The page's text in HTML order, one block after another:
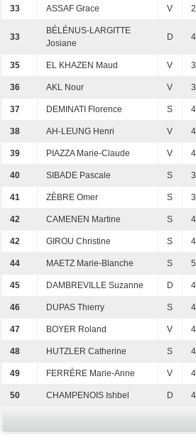
33 ASSAF Grace V
33
BÉLÉNUS-LARGITTE
Josiane
D
35 EL KHAZEN Maud V
36 AKL Nour V
37 DEMINATI Florence S
38 AH-LEUNG Henri V
39 PIAZZA Marie-Claude V
40 SIBADE Pascale S
41 ZÈBRE Omer S
42 CAMENEN Martine S
42 GIROU Christine S
44 MAETZ Marie-Blanche S
45 DAMBREVILLE Suzanne D
46 DUPAS Thierry S
47 BOYER Roland V
48 HUTZLER Catherine S
49 FERRÈRE Marie-Anne V
50 CHAMPENOIS Ishbel D